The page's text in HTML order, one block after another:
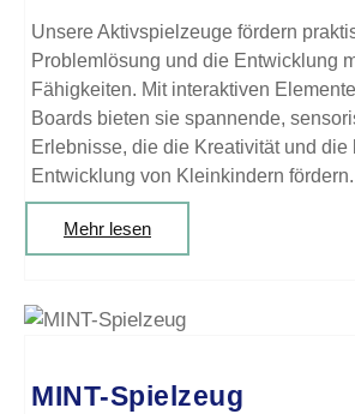
Unsere Aktivspielzeuge fördern
Problemlösung und die Entwicklung
Fähigkeiten. Mit interaktiven
Boards bieten sie spannende,
Erlebnisse, die die Kreativität und die
Entwicklung von Kleinkindern fördern.
Mehr lesen
MINT-Spielzeug